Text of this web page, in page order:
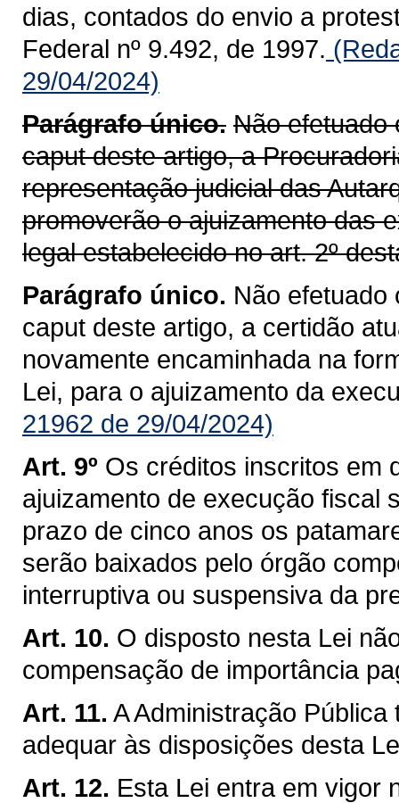
dias, contados do envio a
Federal nº 9.492, de 1997.
29/04/2024)
Parágrafo único. Não efetuado
caput deste artigo, a
representação judicial das
promoverão o ajuizamento das
legal estabelecido no art. 2º
Parágrafo único. Não efetuado
caput deste artigo, a certidão
novamente encaminhada na
Lei, para o ajuizamento da
21962 de 29/04/2024)
Art. 9º Os créditos inscritos em
ajuizamento de execução fiscal
prazo de cinco anos os
serão baixados pelo órgão
interruptiva ou suspensiva da
Art. 10. O disposto nesta Lei
compensação de importância
Art. 11. A Administração
adequar às disposições desta
Art. 12. Esta Lei entra em vigor